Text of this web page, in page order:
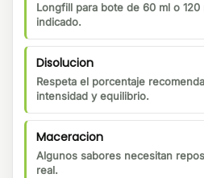
Longfill para bote de 60 ml o
indicado.
Disolucion
Respeta el porcentaje
intensidad y equilibrio.
Maceracion
Algunos sabores necesitan
real.